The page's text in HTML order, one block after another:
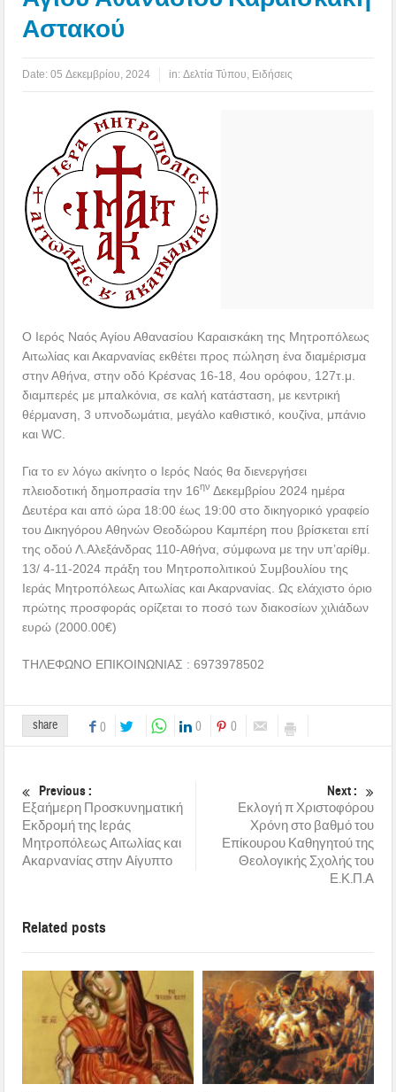
Αστακού
Date:05 Δεκεμβρίου, 2024 in:Δελτία Τύπου Ειδήσεις
Ο Ιερός Ναός Αγίου Αθανασίου Καραισκάκη της Μητροπόλεως
Αιτωλίας και Ακαρνανίας εκθέτει προς πώληση ένα διαμέρισμα
στην Αθήνα, στην οδό Κρέσνας 16-18, 4ου ορόφου, 127τ.μ.
διαμπερές με μπαλκόνια, σε καλή κατάσταση, με κεντρική
θέρμανση, 3 υπνοδωμάτια, μεγάλο καθιστικό, κουζίνα, μπάνιο
και WC.
Για το εν λόγω ακίνητο ο Ιερός Ναός θα διενεργήσει
πλειοδοτική δημοπρασία την 16ην Δεκεμβρίου 2024 ημέρα
Δευτέρα και από ώρα 18:00 έως 19:00 στο δικηγορικό γραφείο
του Δικηγόρου Αθηνών Θεοδώρου Καμπέρη που βρίσκεται επί
της οδού Λ.Αλεξάνδρας 110-Αθήνα, σύμφωνα με την υπ’αρίθμ.
13/ 4-11-2024 πράξη του Μητροπολιτικού Συμβουλίου της
Ιεράς Μητροπόλεως Αιτωλίας και Ακαρνανίας. Ως ελάχιστο όριο
πρώτης προσφοράς ορίζεται το ποσό των διακοσίων χιλιάδων
ευρώ (2000.00€)
ΤΗΛΕΦΩΝΟ ΕΠΙΚΟΙΝΩΝΙΑΣ : 6973978502
share 0 0 0
Previous :
Εξαήμερη Προσκυνηματική
Εκδρομή της Ιεράς
Μητροπόλεως Αιτωλίας και
Ακαρνανίας στην Αίγυπτο
Next :
Εκλογή π Χριστοφόρου
Χρόνη στο βαθμό του
Επίκουρου Καθηγητού της
Θεολογικής Σχολής του
Ε.Κ.Π.Α
Related posts